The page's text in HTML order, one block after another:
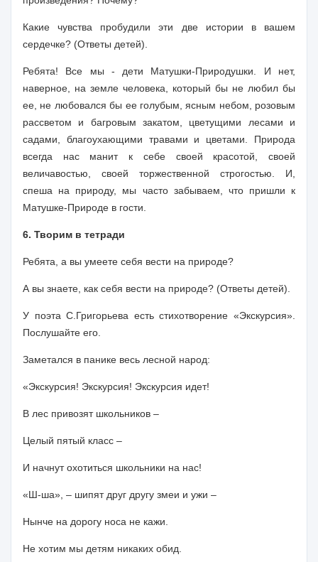
Какие чувства пробудили эти две истории в вашем
сердечке? (Ответы детей).
Ребята! Все мы - дети Матушки-Природушки. И нет,
наверное, на земле человека, который бы не любил бы
ее, не любовался бы ее голубым, ясным небом, розовым
рассветом и багровым закатом, цветущими ле­сами и
садами, благоухающими травами и цветами. Природа
всегда нас манит к себе своей красотой, своей
величавостью, своей торжест­венной строгостью. И,
спеша на природу, мы часто забываем, что пришли к
Матушке-Природе в гости.
6. Творим в тетради
Ребята, а вы умеете себя вести на природе?
А вы знаете, как себя вести на природе? (Ответы детей).
У поэта С.Григорьева есть стихотворение «Экскурсия».
Послушайте его.
Заметался в панике весь лесной народ:
«Экскурсия! Экскурсия! Экскурсия идет!
В лес привозят школьников –
Целый пятый класс –
И начнут охотиться школьники на нас!
«Ш-ша», – шипят друг другу змеи и ужи –
Нынче на дорогу носа не кажи.
Не хотим мы детям никаких обид.